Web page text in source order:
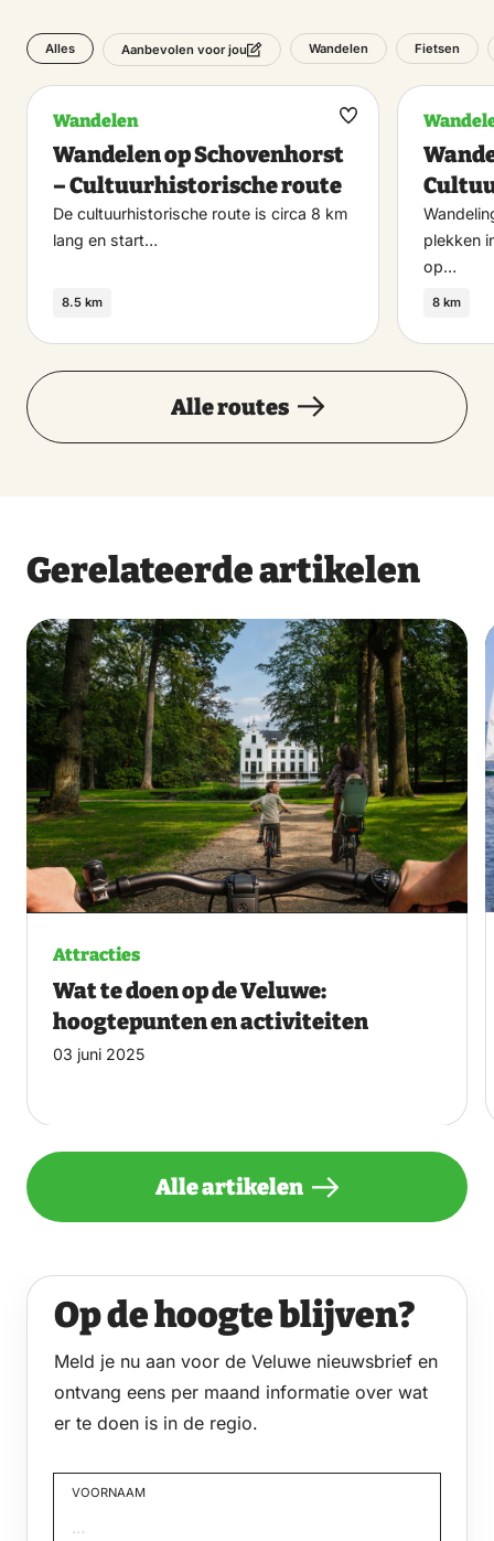
Alles Aanbevolen voor jou Wandelen Fietsen
Wandelen
Wandelen op Schovenhorst
– Cultuurhistorische route
De cultuurhistorische route is circa 8 km
lang en start…
8.5 km
Maak
plekken
op…
8 km
Alle routes
Gerelateerde artikelen
Attracties
Wat te doen op de Veluwe:
hoogtepunten en activiteiten
03 juni 2025
Alle artikelen
Op de hoogte blijven?
Meld je nu aan voor de Veluwe nieuwsbrief en
ontvang eens per maand informatie over wat
er te doen is in de regio.
VOORNAAM